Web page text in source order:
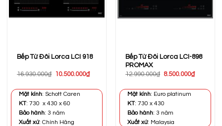
Bếp Từ Đôi Lorca LCI 918
16.930.000₫
Giá
16.930.000₫.
10.500.000₫Giá
Mặt kính: Schott Caren
KT: 730 x 430 x 60
Bảo hành: 3 năm
Xuất xứ: Chính Hãng
Bếp Từ Đôi Lorca LCI-898
PROMAX
12.990.000₫ Giá
12.990.000₫.
8.500.000₫Giá
Mặt kính: Euro platinum
KT: 730 x 430
Bảo hành: 3 năm
Xuất xứ: Malaysia